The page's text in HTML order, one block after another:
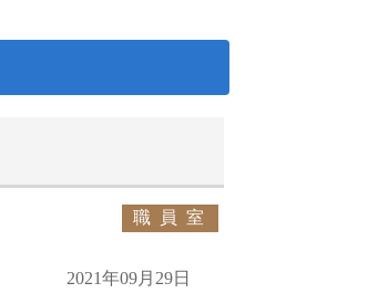
職員室
2021年09月29日